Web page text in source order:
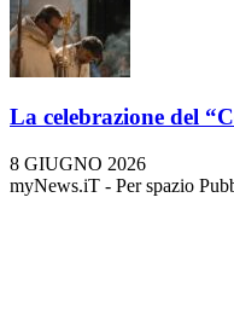
La celebrazione del
8 GIUGNO 2026
myNews.iT - Per spazio